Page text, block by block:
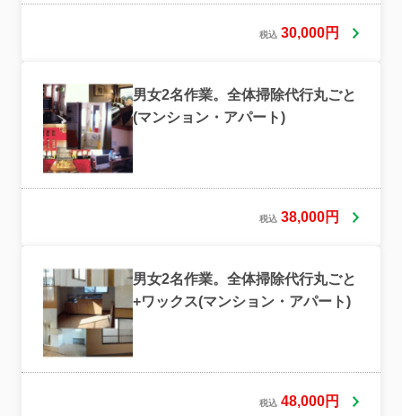
税込 30,000円
男女2名作業。全体掃除代行丸ごと
(マンション・アパート)
税込 38,000円
男女2名作業。全体掃除代行丸ごと
+ワックス(マンション・アパート)
税込 48,000円